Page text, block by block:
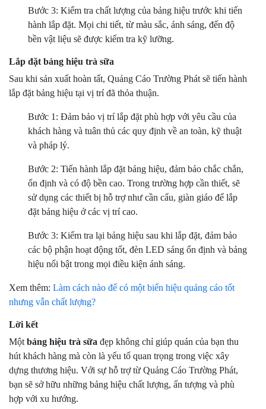
Bước 3: Kiểm tra chất lượng của bảng hiệu trước khi tiến
hành lắp đặt. Mọi chi tiết, từ màu sắc, ánh sáng, đến độ
bền vật liệu sẽ được kiểm tra kỹ lưỡng.
Lắp đặt bảng hiệu trà sữa
Sau khi sản xuất hoàn tất, Quảng Cáo Trường Phát sẽ tiến hành
lắp đặt bảng hiệu tại vị trí đã thỏa thuận.
Bước 1: Đảm bảo vị trí lắp đặt phù hợp với yêu cầu của
khách hàng và tuân thủ các quy định về an toàn, kỹ thuật
và pháp lý.
Bước 2: Tiến hành lắp đặt bảng hiệu, đảm bảo chắc chắn,
ổn định và có độ bền cao. Trong trường hợp cần thiết, sẽ
sử dụng các thiết bị hỗ trợ như cần cẩu, giàn giáo để lắp
đặt bảng hiệu ở các vị trí cao.
Bước 3: Kiểm tra lại bảng hiệu sau khi lắp đặt, đảm bảo
các bộ phận hoạt động tốt, đèn LED sáng ổn định và bảng
hiệu nổi bật trong mọi điều kiện ánh sáng.
Xem thêm: Làm cách nào để có một biển hiệu quảng cáo tốt
nhưng vẫn chất lượng?
Lời kết
Một bảng hiệu trà sữa đẹp không chỉ giúp quán của bạn thu
hút khách hàng mà còn là yếu tố quan trọng trong việc xây
dựng thương hiệu. Với sự hỗ trợ từ Quảng Cáo Trường Phát,
bạn sẽ sở hữu những bảng hiệu chất lượng, ấn tượng và phù
hợp với xu hướng.